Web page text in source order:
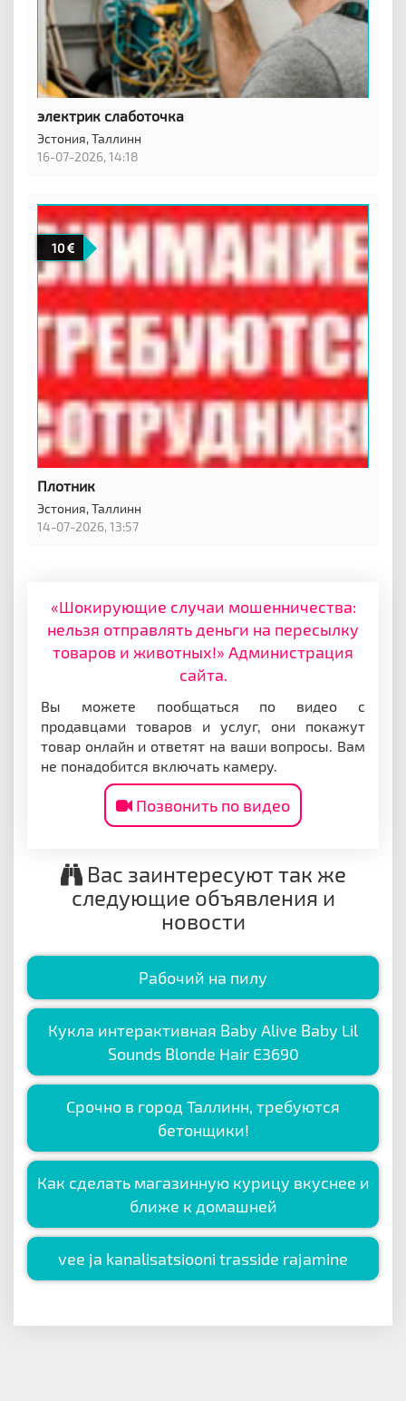
электрик слаботочка
Эстония,Таллинн
16-07-2026, 14:18
10
Плотник
Эстония,Таллинн
14-07-2026, 13:57
«Шокирующие случаи мошенничества:
нельзя отправлять деньги на пересылку
товаров и животных!» Администрация
сайта.
Вы можете пообщаться по видео с
продавцами товаров и услуг, они покажут
товар онлайн и ответят на ваши вопросы. Вам
не понадобится включать камеру.
Позвонить по видео
Вас заинтересуют так же
следующие объявления и
новости
Рабочий на пилу
Кукла интерактивная Baby Alive Baby Lil
Sounds Blonde Hair E3690
Срочно в город Таллинн, требуются
бетонщики!
Как сделать магазинную курицу вкуснее и
ближе к домашней
vee ja kanalisatsiooni trasside rajamine